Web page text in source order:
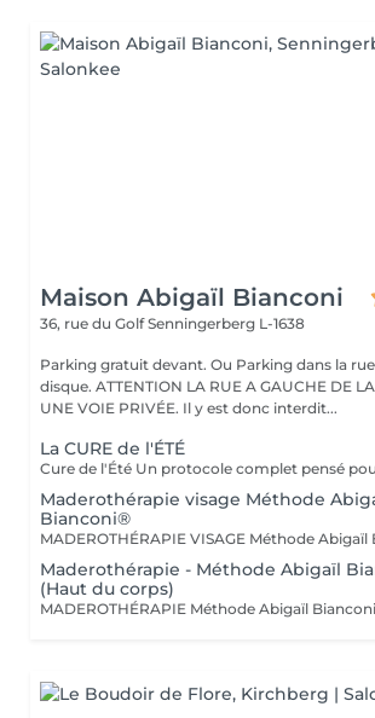
Maison Abigaïl Bianconi
36, rue du GolfSenningerberg L-1638
Parking gratuit devant. Ou Parking dans la
disque. ATTENTION LA RUE A GAUCHE DE
UNE VOIE PRIVÉE. Il y est donc interdit...
La CURE de l'ÉTÉ
Maderothérapie visage Méthode
Bianconi®
Maderothérapie - Méthode Abigaïl
(Haut du corps)